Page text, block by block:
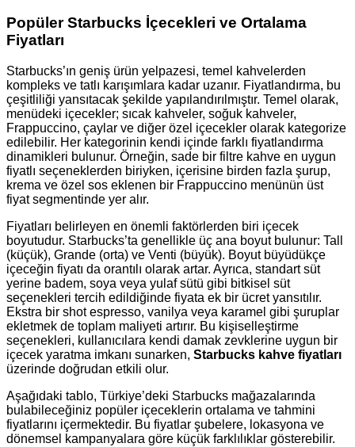
Popüler Starbucks İçecekleri ve Ortalama
Fiyatları
Starbucks’ın geniş ürün yelpazesi, temel kahvelerden
kompleks ve tatlı karışımlara kadar uzanır. Fiyatlandırma, bu
çeşitliliği yansıtacak şekilde yapılandırılmıştır. Temel olarak,
menüdeki içecekler; sıcak kahveler, soğuk kahveler,
Frappuccino, çaylar ve diğer özel içecekler olarak kategorize
edilebilir. Her kategorinin kendi içinde farklı fiyatlandırma
dinamikleri bulunur. Örneğin, sade bir filtre kahve en uygun
fiyatlı seçeneklerden biriyken, içerisine birden fazla şurup,
krema ve özel sos eklenen bir Frappuccino menünün üst
fiyat segmentinde yer alır.
Fiyatları belirleyen en önemli faktörlerden biri içecek
boyutudur. Starbucks’ta genellikle üç ana boyut bulunur: Tall
(küçük), Grande (orta) ve Venti (büyük). Boyut büyüdükçe
içeceğin fiyatı da orantılı olarak artar. Ayrıca, standart süt
yerine badem, soya veya yulaf sütü gibi bitkisel süt
seçenekleri tercih edildiğinde fiyata ek bir ücret yansıtılır.
Ekstra bir shot espresso, vanilya veya karamel gibi şuruplar
ekletmek de toplam maliyeti artırır. Bu kişiselleştirme
seçenekleri, kullanıcılara kendi damak zevklerine uygun bir
içecek yaratma imkanı sunarken, Starbucks kahve fiyatları
üzerinde doğrudan etkili olur.
Aşağıdaki tablo, Türkiye’deki Starbucks mağazalarında
bulabileceğiniz popüler içeceklerin ortalama ve tahmini
fiyatlarını içermektedir. Bu fiyatlar şubelere, lokasyona ve
dönemsel kampanyalara göre küçük farklılıklar gösterebilir.